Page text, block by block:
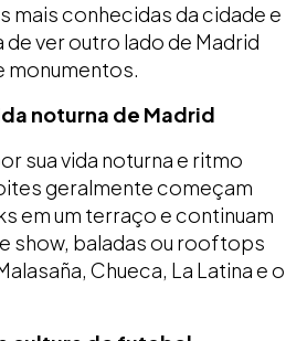
mais conhecidas da cidade e
de ver outro lado de Madrid
monumentos.
noturna de Madrid
sua vida noturna e ritmo
geralmente começam
em um terraço e continuam
show, baladas ou rooftops
Chueca, La Latina e o